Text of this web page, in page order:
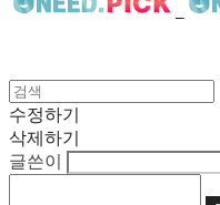
수정하기
삭제하기
글쓴이